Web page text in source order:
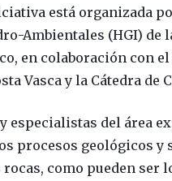
está organizada
Ambientales (HGI) de
en colaboración con
Vasca y la Cátedra de
especialistas del área
procesos geológicos
como pueden ser